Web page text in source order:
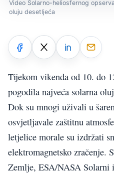
Video Solarno-heliosfernog
oluju desetljeća
Tijekom vikenda od 10. do
pogodila najveća solarna
Dok su mnogi uživali u
osvjetljavale zaštitnu
letjelice morale su izdržati
elektromagnetsko zračenje.
Zemlje, ESA/NASA Solarni